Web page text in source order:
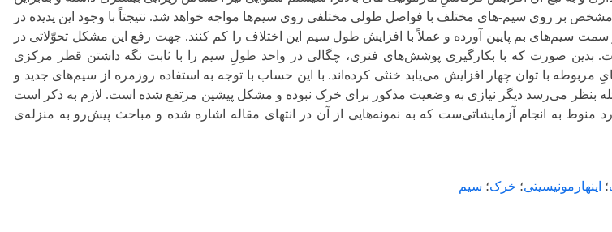
روی سیم-های مختلف با فواصل طولی مختلفی روی سیم‌ها مواجه خواهد شد. نتیجتاً با وجود این پدیده در
بم پایین آورده و عملاً با افزایش طول سیم این اختلاف را کم کنند. جهت رفع این مشکل تحوّلاتی در
که با بکارگیری پوشش‌های فنری، چگالی در واحد طولِ سیم را با ثابت نگه داشتن قطر مرکزی
توان چهار افزایش می‌یابد خنثی کرده‌اند. با این حساب با توجه به استفاده روزمره از سیم‌های جدید و
می‌رسد دیگر نیازی به وضعیت مذکور برای خرک نبوده و مشکل پیشین مرتفع شده است. لازم به ذکر است
انجام آزمایشاتی‌ست که به نمونه‌هایی از آن در انتهای مقاله اشاره شده و مباحث پیش‌رو به منزله‌ی
؛خرک؛ سیم